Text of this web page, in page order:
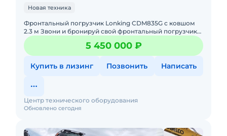
Новая техника
Фронтальный погрузчик Lonking CDM835G с ковшом
2.3 м Звони и бронируй свой фронтальный погрузчик
Лонкинг со скидкой от официального дилера Мы
решим вашу
5 450 000 ₽
Купить в лизинг Позвонить Написать
Обновлено сегодня
Центр технического оборудования